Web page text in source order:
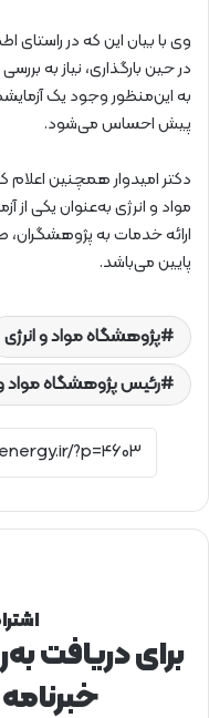
وی با بیان این که در
در حین بارگذاری، نیاز به
به این‌منظور وجود یک
پیش احساس می‌شود.
دکتر امیدوار همچنین
مواد و انرژی به‌عنوان یکی
ارائه خدمات به پژوهشگران،
پایین می‌باشد.
پژوهشگاه مواد و انرژی
رئیس پژوهشگاه مواد و
برای دریافت